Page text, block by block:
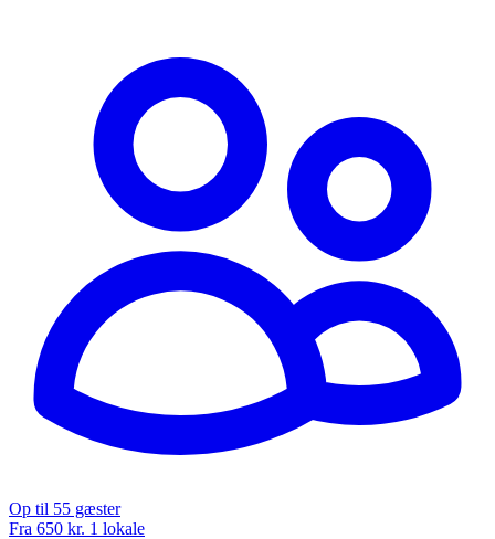
Op til 55 gæster
Fra 650 kr. 1 lokale